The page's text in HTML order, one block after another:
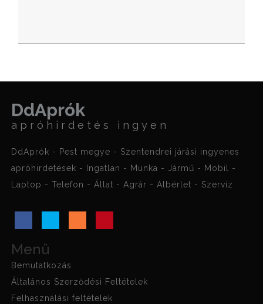
DdAprók
apróhirdetés ingyen
DdAprók - Pest megye - Szentendrei járási ingyenes
apróhirdetések - Ingatlan - Munka - Jármű - Mobil -
Laptop - Telefon - Állat - Agrár - Albérlet - Szervíz
Menü
Bemutatkozás
Általános Szerződési Feltételek
Felhasználási feltételek